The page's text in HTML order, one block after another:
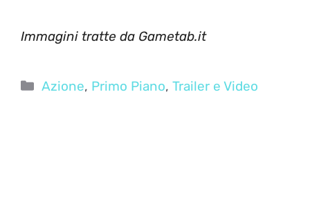
Immagini tratte da Gametab.it
Categorie
Azione, Primo Piano,Trailer e Video